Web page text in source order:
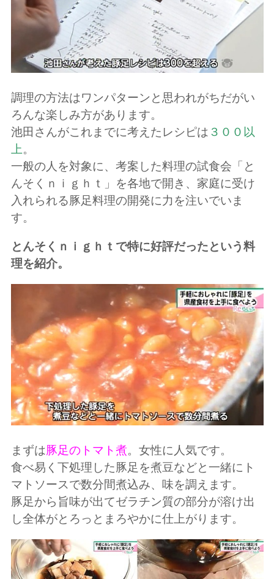
調理の方法はワンパターンと思われがちだがい
ろんな楽しみ方があります。
池田さんがこれまでに考えたレシピは ３００以
上。
一般の人を対象に、考案した料理の試食会「と
んそくｎｉｇｈｔ」を各地で開き、家庭に受け
入れられる豚足料理の開発に力を注いでいま
す。
とんそくｎｉｇｈｔで特に好評だったという料
理を紹介。
まずは豚足のトマト煮。女性に人気です。
食べ易く下処理した豚足を煮豆などと一緒にト
マトソースで数分間煮込み、味を調えます。
豚足から旨味が出てゼラチン質の部分が溶け出
し全体がとろっとまろやかに仕上がります。